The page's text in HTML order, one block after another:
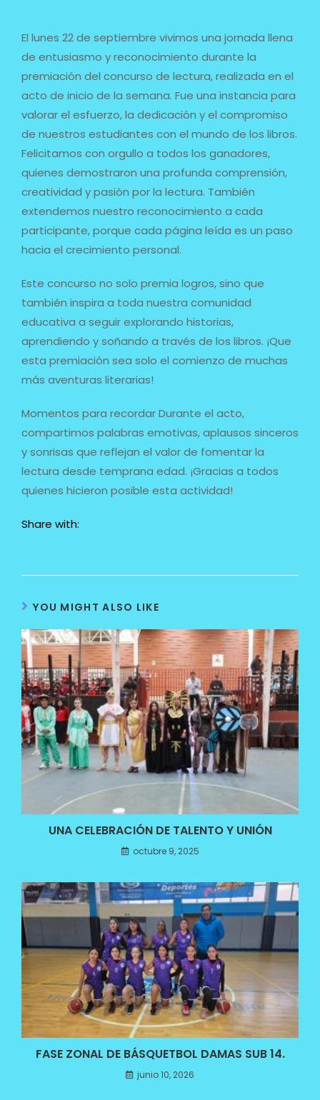
El lunes 22 de septiembre vivimos una jornada llena
de entusiasmo y reconocimiento durante la
premiación del concurso de lectura, realizada en el
acto de inicio de la semana. Fue una instancia para
valorar el esfuerzo, la dedicación y el compromiso
de nuestros estudiantes con el mundo de los libros.
Felicitamos con orgullo a todos los ganadores,
quienes demostraron una profunda comprensión,
creatividad y pasión por la lectura. También
extendemos nuestro reconocimiento a cada
participante, porque cada página leída es un paso
hacia el crecimiento personal.
Este concurso no solo premia logros, sino que
también inspira a toda nuestra comunidad
educativa a seguir explorando historias,
aprendiendo y soñando a través de los libros. ¡Que
esta premiación sea solo el comienzo de muchas
más aventuras literarias!
Momentos para recordar Durante el acto,
compartimos palabras emotivas, aplausos sinceros
y sonrisas que reflejan el valor de fomentar la
lectura desde temprana edad. ¡Gracias a todos
quienes hicieron posible esta actividad!
Share with:
YOU MIGHT ALSO LIKE
UNA CELEBRACIÓN DE TALENTO Y UNIÓN
octubre 9, 2025
FASE ZONAL DE BÁSQUETBOL DAMAS SUB 14.
junio 10, 2026